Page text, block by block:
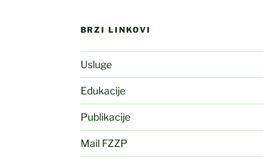
BRZI LINKOVI
Usluge
Edukacije
Publikacije
Mail FZZP